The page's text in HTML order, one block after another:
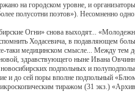
на городском уровне, и
полусотни поэтов»). Несомненно
Огни» снова выходят...
Ходасевича, в подавляющем
таки медицинском смысле... Между тем
здравствующего ныне Ивана
подпольных и
и до сей поры вполне подпольный
тиражом (31 экз.)